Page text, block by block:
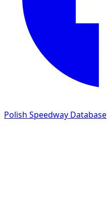
Polish Speedway Database